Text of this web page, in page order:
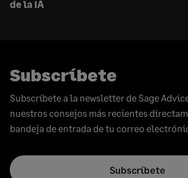
de la IA
Subscríbete
Subscríbete a la newsletter de Sage
nuestros consejos más recientes
bandeja de entrada de tu correo
Subscríbete